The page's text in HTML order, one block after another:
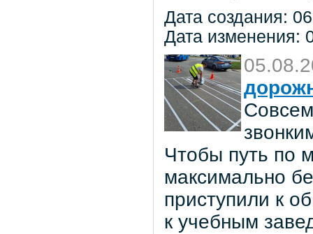
Дата создания:
Дата изменения:
Чтобы путь по
максимально
приступили к
к учебным